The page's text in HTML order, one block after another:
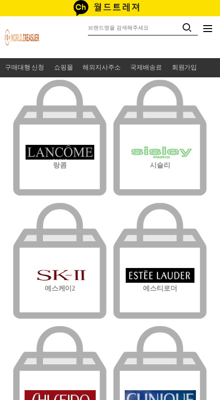
구매대행 신청 쇼핑몰 해외지사주소 국제배송료 회원가입
랑콤 시슬리
에스케이2 에스티로더